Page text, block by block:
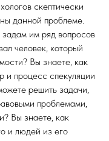
скептически
данной проблеме.
им ряд вопросов
человек, который
Вы знаете, как
и процесс спекуляции
решить задачи,
проблемами,
Вы знаете, как
и людей из его